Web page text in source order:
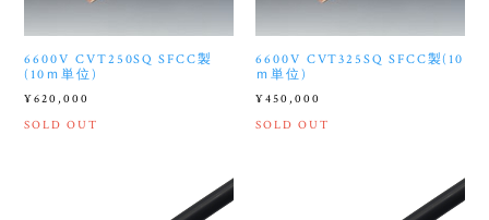
6600V CVT250SQ SFCC製
(10ｍ単位)
¥620,000
SOLD OUT
6600V CVT325SQ SFCC製(10
ｍ単位)
¥450,000
SOLD OUT